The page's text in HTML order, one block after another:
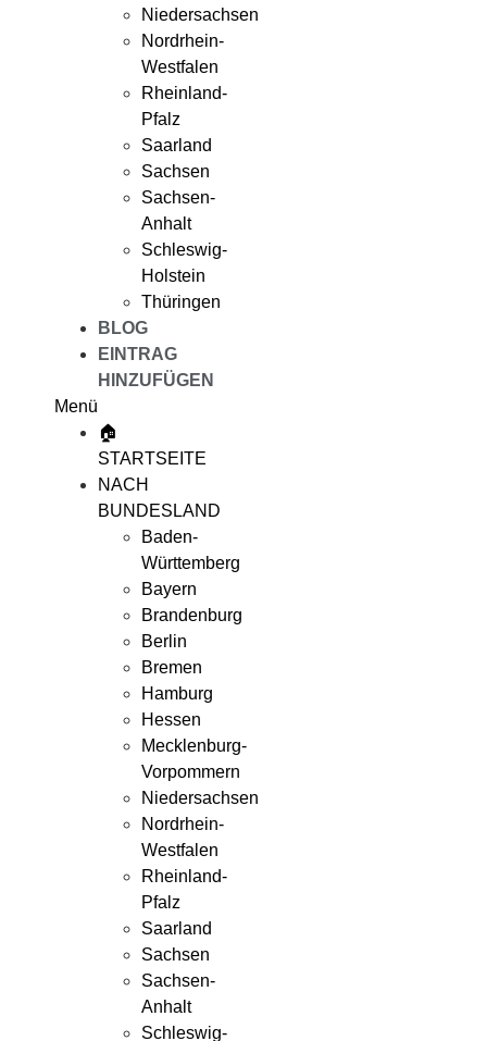
Niedersachsen
Nordrhein-
Westfalen
Rheinland-
Pfalz
Saarland
Sachsen
Sachsen-
Anhalt
Schleswig-
Holstein
Thüringen
BLOG
EINTRAG
HINZUFÜGEN
Menü
🏠
STARTSEITE
NACH
BUNDESLAND
Baden-
Württemberg
Bayern
Brandenburg
Berlin
Bremen
Hamburg
Hessen
Mecklenburg-
Vorpommern
Niedersachsen
Nordrhein-
Westfalen
Rheinland-
Pfalz
Saarland
Sachsen
Sachsen-
Anhalt
Schleswig-